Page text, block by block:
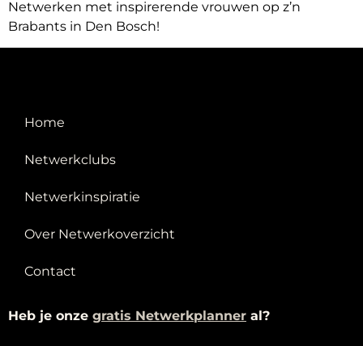
Netwerken met inspirerende vrouwen op z’n
Brabants in Den Bosch!
Home
Netwerkclubs
Netwerkinspiratie
Over Netwerkoverzicht
Contact
Heb je onze gratis Netwerkplanner al?